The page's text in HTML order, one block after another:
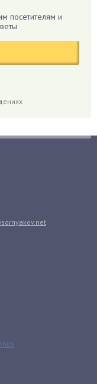
посетителям и